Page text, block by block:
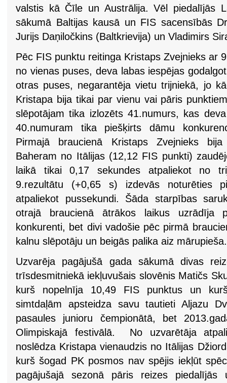
valstis kā Čīle un Austrālija. Vēl piedalījās
sākumā Baltijas kausā un FIS sacensībās
Jurijs Daņiločkins (Baltkrievija) un Vladimirs
Pēc FIS punktu reitinga Kristaps Zvejnieks ar
no vienas puses, deva labas iespējas
otras puses, negarantēja vietu trijniekā, jo
Kristapa bija tikai par vienu vai pāris
slēpotājam tika izlozēts 41.numurs, kas
40.numuram tika piešķirts dāmu
Pirmajā braucienā Kristaps Zvejnieks
Baheram no Itālijas (12,12 FIS punkti)
laikā tikai 0,17 sekundes atpaliekot no
9.rezultātu (+0,65 s) izdevās noturēties
atpaliekot pussekundi. Šāda starpības
otrajā braucienā ātrākos laikus uzrādīja
konkurenti, bet divi vadošie pēc pirmā
kalnu slēpotāju un beigās palika aiz mārupieša.
Uzvarēja pagājušā gada sākumā divas
trīsdesmitniekā iekļuvušais slovēnis Matičs
kurš nopelnīja 10,49 FIS punktus un
simtdaļām apsteidza savu tautieti Aljazu
pasaules junioru čempionātā, bet
Olimpiskajā festivālā. No uzvarētāja
noslēdza Kristapa vienaudzis no Itālijas
kurš šogad PK posmos nav spējis iekļūt
pagājušajā sezonā pāris reizes piedalījās